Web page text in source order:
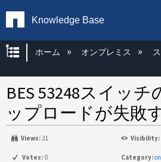
Knowledge Base
グローバル階層を展
ホーム オンプレミス
BES 53248スイッチ
ップロードが失敗
Views: 21 Visibility:
Votes: 0 Category: